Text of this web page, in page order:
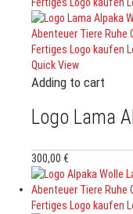
Quick View
Adding to cart
Logo Lama
300,00 €